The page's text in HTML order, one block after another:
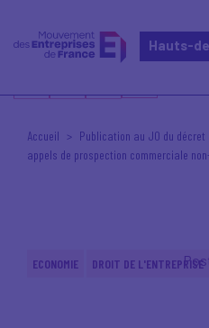
Hauts-
Accueil
Publication au JO du
appels de prospection commerciale
ECONOMIE DROIT DE L'ENTREPRISE